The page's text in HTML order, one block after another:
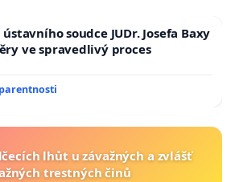
soudce JUDr. Josefa Baxy
ve spravedlivý proces
lhůt u závažných a zvlášť
trestných činů